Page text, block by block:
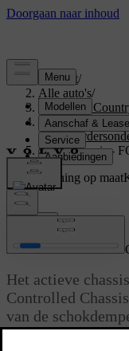
Support/
Alle auto's/
S60 Cross
Actief chassis -
Ondersteuning op maat
auto.
Actief chassis - FOUR-
Het actieve
Controlled
van de
rijeigenschappen